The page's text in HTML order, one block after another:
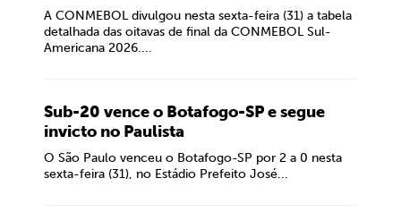
A CONMEBOL divulgou nesta sexta-feira (31) a tabela
detalhada das oitavas de final da CONMEBOL Sul-
Americana 2026....
Sub-20 vence o Botafogo-SP e segue
invicto no Paulista
O São Paulo venceu o Botafogo-SP por 2 a 0 nesta
sexta-feira (31), no Estádio Prefeito José...